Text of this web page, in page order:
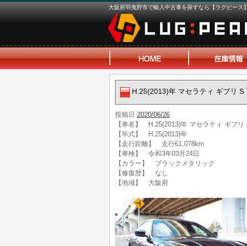
大阪府羽曳野市で輸入中古車を探すなら【ラグピース
H.25(2013)年 マセラティ ギブリ S
投稿日 2020/06/26
【車名】 H.25(2013)年 マセラティ ギブ
【年式】 H.25(2013)年
【走行距離】 走行61,078km
【車検】 令和3年03月24日
【カラー】 ブラックメタリック
【修復歴】 なし
【地域】 大阪府